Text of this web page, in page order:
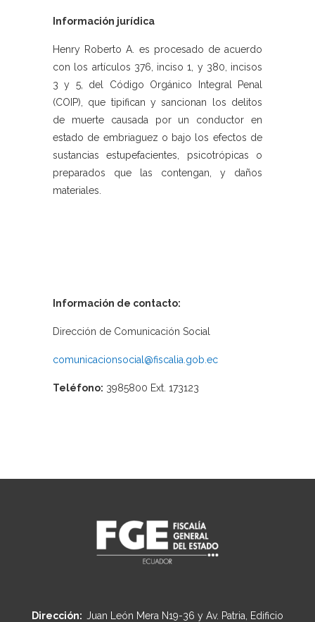
Información jurídica
Henry Roberto A. es procesado de acuerdo
con los artículos 376, inciso 1, y 380, incisos
3 y 5, del Código Orgánico Integral Penal
(COIP), que tipifican y sancionan los delitos
de muerte causada por un conductor en
estado de embriaguez o bajo los efectos de
sustancias estupefacientes, psicotrópicas o
preparados que las contengan, y daños
materiales.
Información de contacto:
Dirección de Comunicación Social
comunicacionsocial@fiscalia.gob.ec
Teléfono: 3985800 Ext. 173123
Dirección: Juan León Mera N19-36 y Av. Patria, Edificio